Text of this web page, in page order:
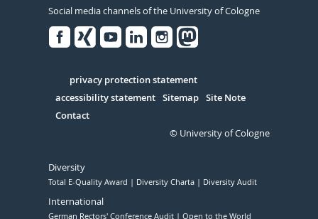
Social media channels of the University of Cologne
Serivce
privacy protection statement
accessibility statement Sitemap Site Note
Contact
© University of Cologne
Diversity
Total E-Quality Award Diversity Charta Diversity Audit
International
German Rectors' Conference Audit Open to the World